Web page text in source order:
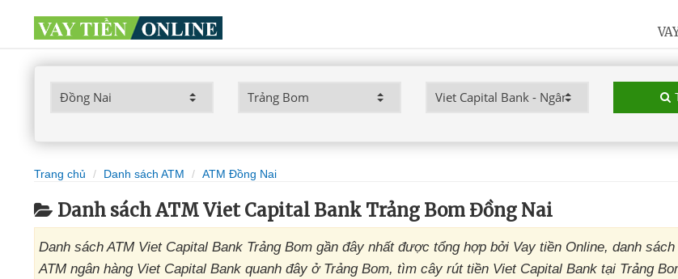
Trang chủ Danh sách ATM ATM Đồng Nai
Danh sách ATM Viet Capital Bank Trảng Bom Đồng Nai
Danh sách ATM Viet Capital Bank Trảng Bom gần đây nhất được tổng hợp bởi Vay tiền Online, danh
ATM ngân hàng Viet Capital Bank quanh đây ở Trảng Bom, tìm cây rút tiền Viet Capital Bank tại Trảng